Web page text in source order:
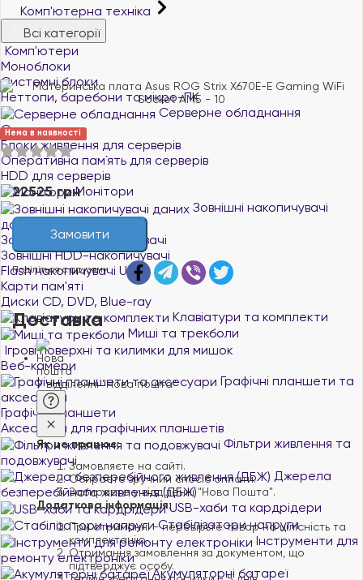
Комп'ютерна техніка
Всі категорії
Комп'ютери
Моноблоки
Системні блоки
Неттопи, баребони та мікро-ПК
Серверне обладнання
Сервери
Блоки живлення для серверів
Оперативна пам`ять для серверів
HDD для серверів
Монітори
Зовнішні накопичувачі
даних
Зовнішні SSD-накопичувачі
Зовнішні HDD-накопичувачі
Flash накопичувачі USB
Карти пам'яті
Диски CD, DVD, Blue-ray
Клавіатури та комплекти
Миші та трекболи
Ігрові поверхні та килимки для мишок
Веб-камери
Графічні планшети та
аксесуари
Графічні планшети
Аксесуари для графічних планшетів
Фільтри живлення та
подовжувачі
Джерела
безперебійного живлення (ДБЖ)
USB-хаби та кардрідери
Стабілізатори напруги
Інструменти для
ремонту електроніки
Акумуляторні батареї
Нема в наявності
22525 грн
Замовити
Поділіться с друзями
Доставка
У відділенні "Нова пошта"
Як це працює:
Замовляєте на сайті.
Обираєте зручний спосіб оплати.
Забираєте у відділенні "Нова Пошта".
Додаткова інформація:
При отриманні - перевірьте товар на цілісність та
комплектацію.
Отримання замовлення за документом, що
підтверджує особу.